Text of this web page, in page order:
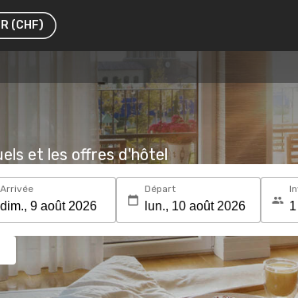
(CHF)
et les offres d'hôtel
Arrivée Départ